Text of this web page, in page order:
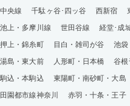
中央線
千駄ヶ谷･四ッ谷 西新宿
池上・多摩川線
世田谷線 経堂･成
押上・錦糸町
目白・雑司が谷 池袋
湯島・東大前
人形町・日本橋 谷根
駒込・本駒込
東陽町・南砂町・大島
田園都市線神奈川
赤羽・十条・王子